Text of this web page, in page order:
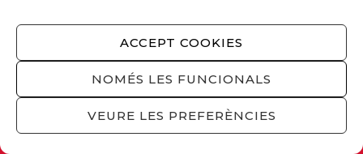
ACCEPT COOKIES
NOMÉS LES FUNCIONALS
VEURE LES PREFERÈNCIES